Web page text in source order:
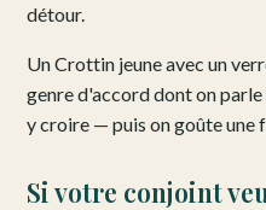
détour.
Un Crottin jeune avec un
genre d'accord dont on
y croire — puis on goûte une
Si votre conjoint